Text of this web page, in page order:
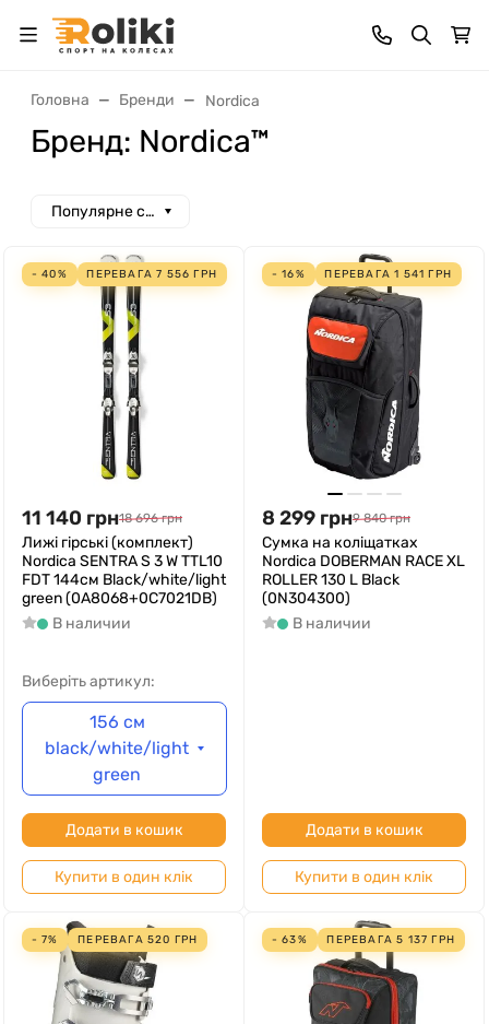
Головна Бренди Nordica
Бренд: Nordica™
Популярне спочатку
- 40% ПЕРЕВАГА7 556 ГРН
11 140 грн18 696 грн
Лижі гірські (комплект)
Nordica SENTRA S 3 W TTL10
FDT 144см Black/white/light
green (0A8068+0C7021DB)
В наличии
Виберіть артикул:
156 см
black/white/light
green
Додати в кошик
Купити в один клік
- 16% ПЕРЕВАГА1 541 ГРН
8 299 грн9 840 грн
Сумка на коліщатках
Nordica DOBERMAN RACE XL
ROLLER 130 L Black
(0N304300)
В наличии
Додати в кошик
Купити в один клік
- 7% ПЕРЕВАГА520 ГРН - 63% ПЕРЕВАГА5 137 ГРН